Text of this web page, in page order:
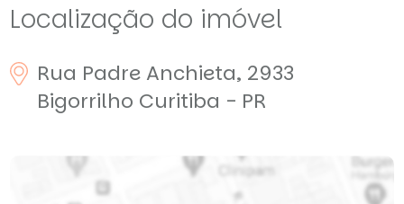
Localização do imóvel
Rua Padre Anchieta, 2933
Bigorrilho Curitiba - PR